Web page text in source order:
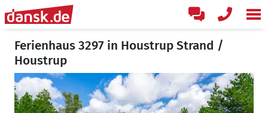
Ferienhaus 3297 in Houstrup Strand /
Houstrup